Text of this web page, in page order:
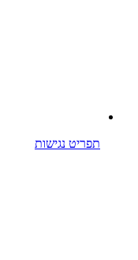
תפריט נגישות